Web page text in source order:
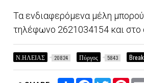
Τα ενδιαφερόμενα μέλη
τηλέφωνο 2621034154 και στο
Ν.ΗΛΕΙΑΣ 20824 Πύργος 5843